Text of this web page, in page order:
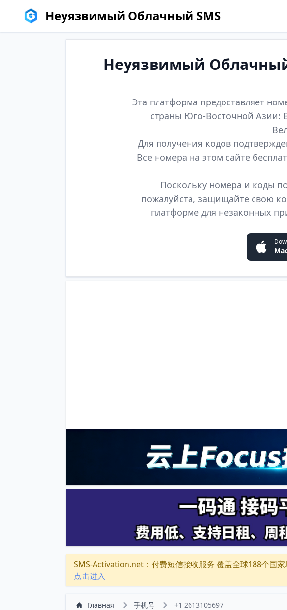
Неуязвимый Облачный SMS
Неуязвимый Облачный
Эта платформа предоставляет
страны Юго-Восточной Азии:
Для получения кодов
Все номера на этом сайте
Поскольку номера и коды
пожалуйста, защищайте свою
платформе для незаконных
SMS-Activation.net：付费短信接收服务 覆盖全球188个
点击进入
Главная 手机号 +1 2613105697